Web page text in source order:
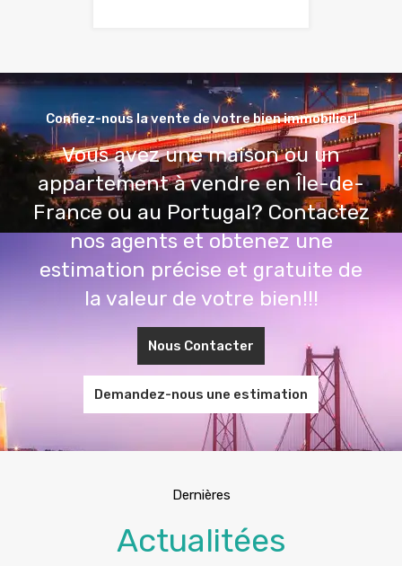
Confiez-nous la vente de votre bien immobilier!
Vous avez une maison ou un
appartement à vendre en Île-de-
France ou au Portugal? Contactez
nos agents et obtenez une
estimation précise et gratuite de
la valeur de votre bien!!!
Nous Contacter
Demandez-nous une estimation
Dernières
Actualitées